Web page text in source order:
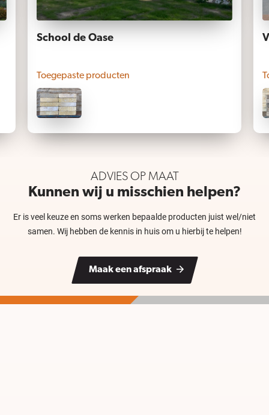
School de Oase
Toegepaste producten
ADVIES OP MAAT
Kunnen wij u misschien helpen?
Er is veel keuze en soms werken bepaalde producten juist wel/niet
samen. Wij hebben de kennis in huis om u hierbij te helpen!
Maak een afspraak